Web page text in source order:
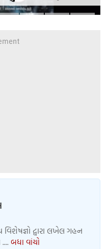
ભૂલ પડી શકે છે ભારે ..
દ્વારા લખેલ ગહન
બધા વાંચો